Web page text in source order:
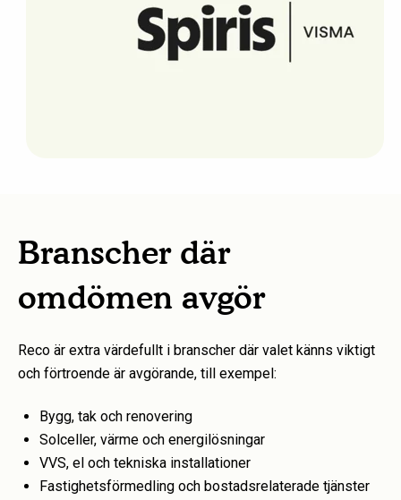
Branscher där
omdömen avgör
Reco är extra värdefullt i branscher där valet känns viktigt
och förtroende är avgörande, till exempel:
Bygg, tak och renovering
Solceller, värme och energilösningar
VVS, el och tekniska installationer
Fastighetsförmedling och bostadsrelaterade tjänster